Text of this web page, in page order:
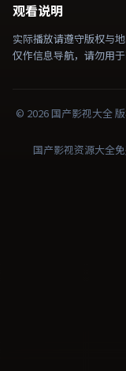
观看说明
实际播放请遵守版权与
仅作信息导航，请勿用于
© 2026 国产影视大全版
国产影视资源大全